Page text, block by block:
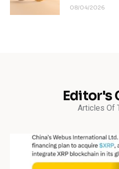
08/04/2026
Editor's
Articles Of